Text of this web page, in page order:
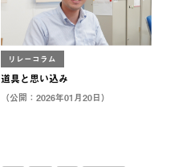
リレーコラム
道具と思い込み
（公開：2026年01月20日）